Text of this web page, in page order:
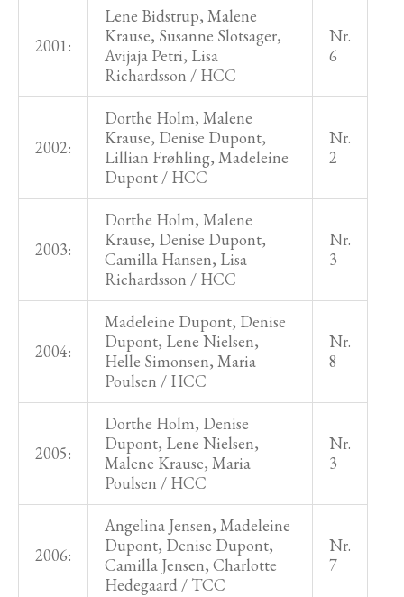
2001:
Lene Bidstrup, Malene
Krause, Susanne Slotsager,
Avijaja Petri, Lisa
Richardsson / HCC
Nr.
6
2002:
Dorthe Holm, Malene
Krause, Denise Dupont,
Lillian Frøhling, Madeleine
Dupont / HCC
Nr.
2
2003:
Dorthe Holm, Malene
Krause, Denise Dupont,
Camilla Hansen, Lisa
Richardsson / HCC
Nr.
3
2004:
Madeleine Dupont, Denise
Dupont, Lene Nielsen,
Helle Simonsen, Maria
Poulsen / HCC
Nr.
8
2005:
Dorthe Holm, Denise
Dupont, Lene Nielsen,
Malene Krause, Maria
Poulsen / HCC
Nr.
3
2006:
Angelina Jensen, Madeleine
Dupont, Denise Dupont,
Camilla Jensen, Charlotte
Hedegaard / TCC
Nr.
7